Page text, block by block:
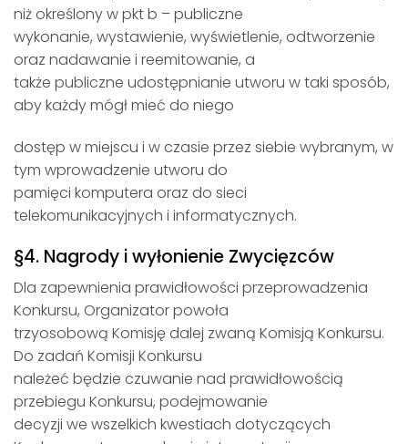
niż określony w pkt b – publiczne
wykonanie, wystawienie, wyświetlenie, odtworzenie
oraz nadawanie i reemitowanie, a
także publiczne udostępnianie utworu w taki sposób,
aby każdy mógł mieć do niego
dostęp w miejscu i w czasie przez siebie wybranym, w
tym wprowadzenie utworu do
pamięci komputera oraz do sieci
telekomunikacyjnych i informatycznych.
§4. Nagrody i wyłonienie Zwycięzców
Dla zapewnienia prawidłowości przeprowadzenia
Konkursu, Organizator powoła
trzyosobową Komisję dalej zwaną Komisją Konkursu.
Do zadań Komisji Konkursu
należeć będzie czuwanie nad prawidłowością
przebiegu Konkursu, podejmowanie
decyzji we wszelkich kwestiach dotyczących